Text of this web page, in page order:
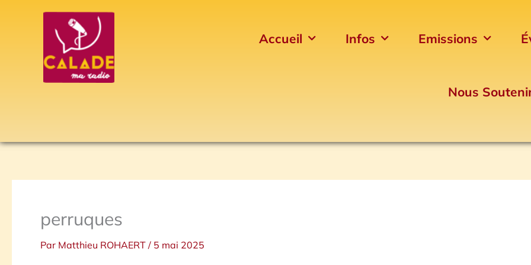
Accueil Infos Emissions
Nous
perruques
Par Matthieu ROHAERT / 5 mai 2025